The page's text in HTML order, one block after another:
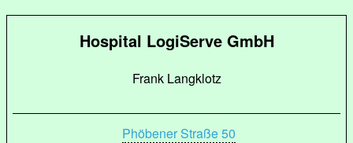
Hospital LogiServe GmbH
Frank Langklotz
Phöbener Straße 50